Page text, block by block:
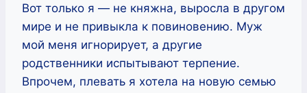
Вот только я — не княжна, выросла в другом
мире и не привыкла к повиновению. Муж
мой меня игнорирует, а другие
родственники испытывают терпение.
Впрочем, плевать я хотела на новую семью